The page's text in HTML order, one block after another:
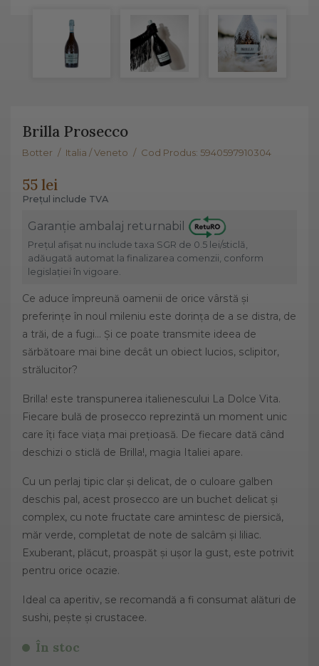
Brilla Prosecco
Botter / Italia / Veneto / Cod Produs: 5940597910304
55 lei
Prețul include TVA
Garanție ambalaj returnabil
Prețul afișat nu include taxa SGR de 0.5 lei/sticlă,
adăugată automat la finalizarea comenzii, conform
legislației în vigoare.
Ce aduce împreună oamenii de orice vârstă și
preferințe în noul mileniu este dorința de a se distra, de
a trăi, de a fugi... Și ce poate transmite ideea de
sărbătoare mai bine decât un obiect lucios, sclipitor,
strălucitor?
Brilla! este transpunerea italienescului La Dolce Vita.
Fiecare bulă de prosecco reprezintă un moment unic
care îți face viața mai prețioasă. De fiecare dată când
deschizi o sticlă de Brilla!, magia Italiei apare.
Cu un perlaj tipic clar și delicat, de o culoare galben
deschis pal, acest prosecco are un buchet delicat și
complex, cu note fructate care amintesc de piersică,
măr verde, completat de note de salcâm și liliac.
Exuberant, plăcut, proaspăt și ușor la gust, este potrivit
pentru orice ocazie.
Ideal ca aperitiv, se recomandă a fi consumat alături de
sushi, pește și crustacee.
În stoc